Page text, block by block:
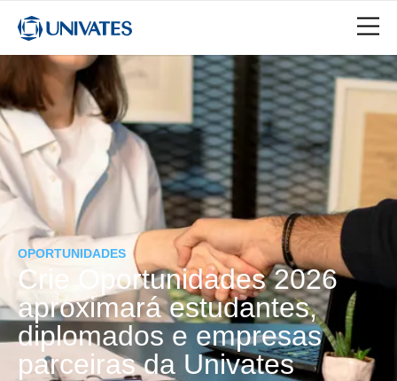
OPORTUNIDADES
Crie Oportunidades 2026
aproximará estudantes,
diplomados e empresas
parceiras da Univates